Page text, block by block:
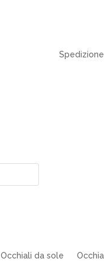
Occhiali da sole